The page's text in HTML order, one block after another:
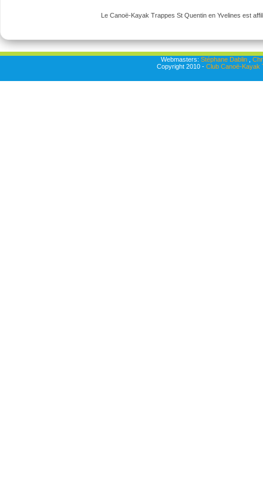
Le Canoë-Kayak Trappes St Quentin en Yvelines est
Webmasters: Stéphane Dablin,
Copyright 2010 - Club Canoë-Kayak